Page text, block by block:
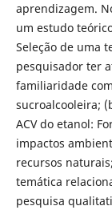
aprendizagem.
um estudo
Seleção de uma
pesquisador ter
familiaridade
sucroalcooleira;
ACV do etanol:
impactos
recursos
temática
pesquisa